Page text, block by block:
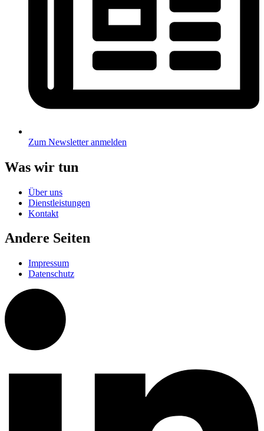
Zum Newsletter anmelden
Was wir tun
Über uns
Dienstleistungen
Kontakt
Andere Seiten
Impressum
Datenschutz